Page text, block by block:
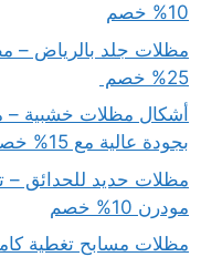
10% خصم
مظلات جلد بالرياض –
25% خصم
أشكال مظلات خشبية –
بجودة عالية مع 15% خصم
مظلات حديد للحدائق –
مودرن 10% خصم
مظلات مسابح تغطية